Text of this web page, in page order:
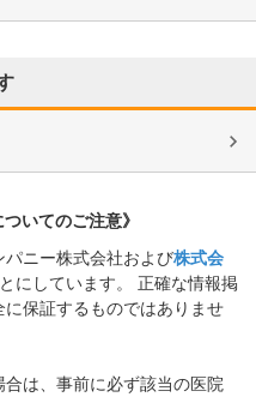
いてのご注意》
ニー株式会社および株式会
にしています。 正確な情報掲
保証するものではありませ
は、事前に必ず該当の医院